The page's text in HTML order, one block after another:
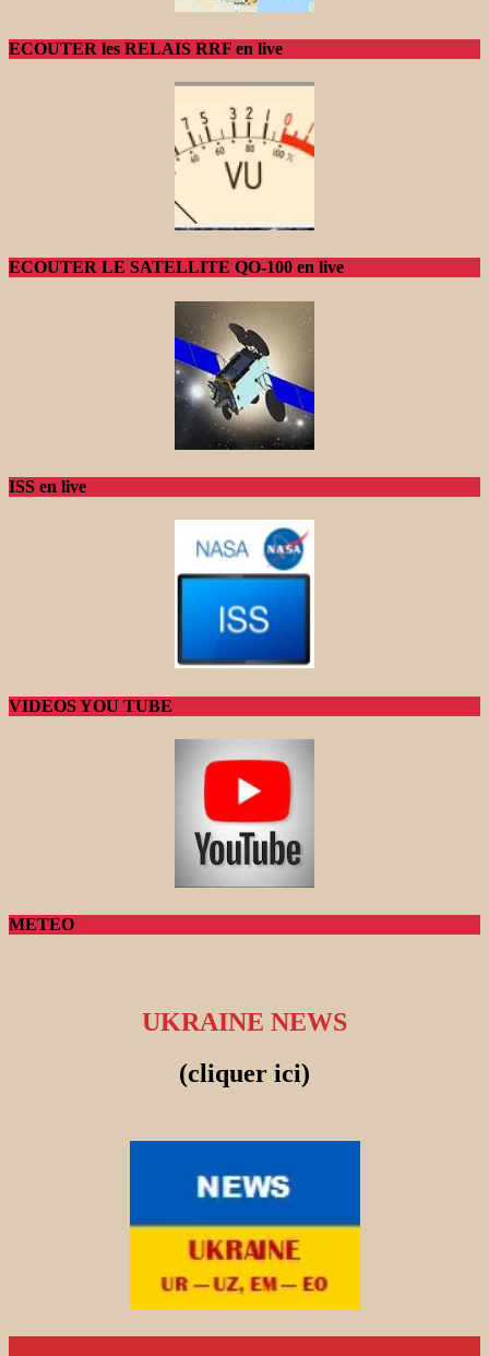
ECOUTER les RELAIS RRF en live
ECOUTER LE SATELLITE QO-100 en live
ISS en live
VIDEOS YOU TUBE
METEO
UKRAINE NEWS
(cliquer ici)